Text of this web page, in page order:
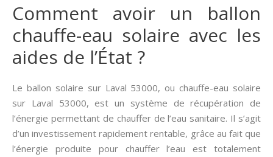
Comment avoir un ballon
chauffe-eau solaire avec les
aides de l’État ?
Le ballon solaire sur Laval 53000, ou chauffe-eau solaire
sur Laval 53000, est un système de récupération de
l’énergie permettant de chauffer de l’eau sanitaire. Il s’agit
d’un investissement rapidement rentable, grâce au fait que
l’énergie produite pour chauffer l’eau est totalement